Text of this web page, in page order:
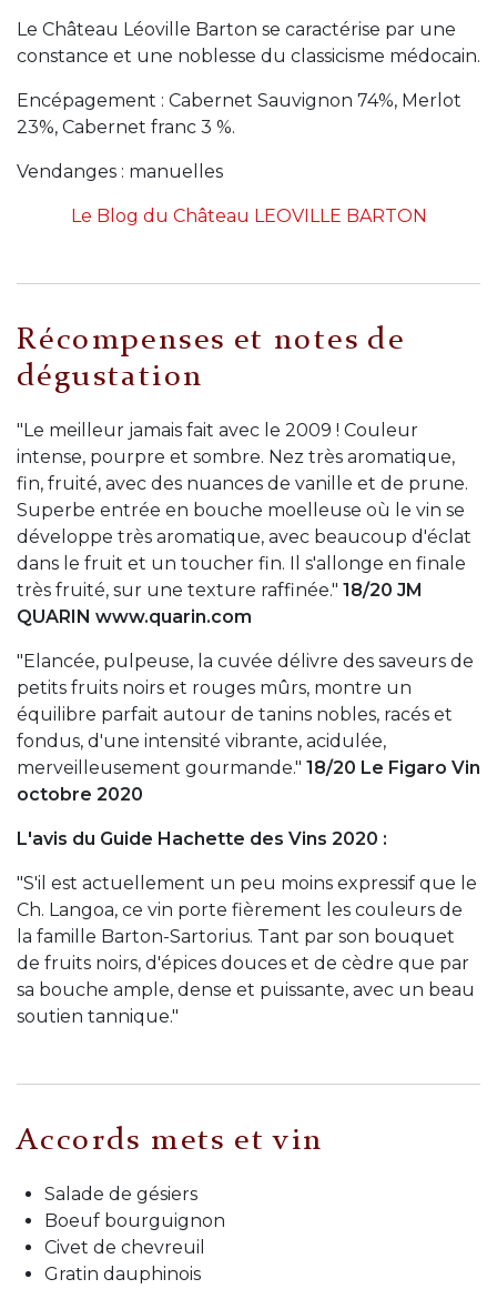
Le Château Léoville Barton se caractérise par une
constance et une noblesse du classicisme médocain.
Encépagement : Cabernet Sauvignon 74%, Merlot
23%, Cabernet franc 3 %.
Vendanges : manuelles
Le Blog du Château LEOVILLE BARTON
Récompenses et notes de
dégustation
"Le meilleur jamais fait avec le 2009 ! Couleur
intense, pourpre et sombre. Nez très aromatique,
fin, fruité, avec des nuances de vanille et de prune.
Superbe entrée en bouche moelleuse où le vin se
développe très aromatique, avec beaucoup d'éclat
dans le fruit et un toucher fin. Il s'allonge en finale
très fruité, sur une texture raffinée." 18/20 JM
QUARIN www.quarin.com
"Elancée, pulpeuse, la cuvée délivre des saveurs de
petits fruits noirs et rouges mûrs, montre un
équilibre parfait autour de tanins nobles, racés et
fondus, d'une intensité vibrante, acidulée,
merveilleusement gourmande." 18/20 Le Figaro Vin
octobre 2020
L'avis du Guide Hachette des Vins 2020 :
"S'il est actuellement un peu moins expressif que le
Ch. Langoa, ce vin porte fièrement les couleurs de
la famille Barton-Sartorius. Tant par son bouquet
de fruits noirs, d'épices douces et de cèdre que par
sa bouche ample, dense et puissante, avec un beau
soutien tannique."
Accords mets et vin
Salade de gésiers
Boeuf bourguignon
Civet de chevreuil
Gratin dauphinois